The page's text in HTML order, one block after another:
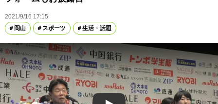
2021/9/16 17:15
岡山
スポーツ 生活・話題